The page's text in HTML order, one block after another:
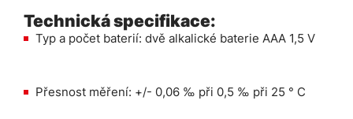
Technická specifikace:
Typ a počet baterií: dvě alkalické baterie AAA 1,5 V
Přesnost měření: +/- 0,06 ‰ při 0,5 ‰ při 25 ° C